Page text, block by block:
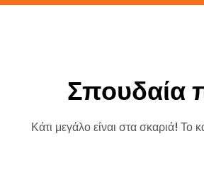
Σπουδαία
Κάτι μεγάλο είναι στα σκαριά! Το